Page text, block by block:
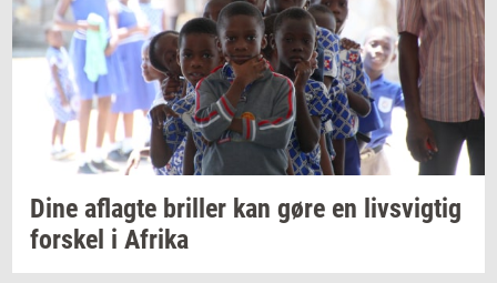
Dine af­lag­te bril­ler kan gøre en livsvig­tig
for­skel i Afri­ka